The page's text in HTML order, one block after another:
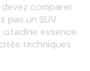
comparer
pas un SUV
essence.
techniques